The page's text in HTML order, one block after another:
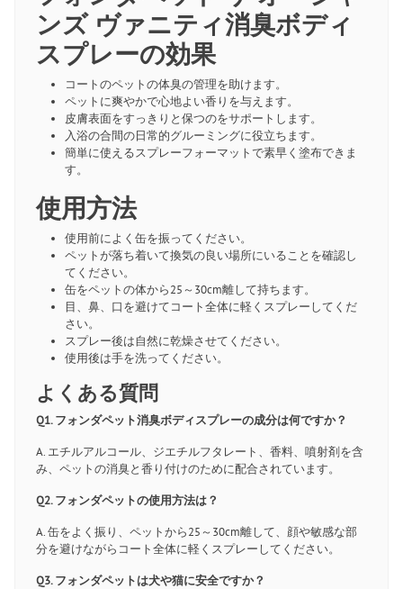
ンズ ヴァニティ消臭ボディ
スプレーの効果
コートのペットの体臭の管理を助けます。
ペットに爽やかで心地よい香りを与えます。
皮膚表面をすっきりと保つのをサポートします。
入浴の合間の日常的グルーミングに役立ちます。
簡単に使えるスプレーフォーマットで素早く塗布できま
す。
使用方法
使用前によく缶を振ってください。
ペットが落ち着いて換気の良い場所にいることを確認し
てください。
缶をペットの体から25～30cm離して持ちます。
目、鼻、口を避けてコート全体に軽くスプレーしてくだ
さい。
スプレー後は自然に乾燥させてください。
使用後は手を洗ってください。
よくある質問
Q1. フォンダペット消臭ボディスプレーの成分は何ですか？
A. エチルアルコール、ジエチルフタレート、香料、噴射剤を含
み、ペットの消臭と香り付けのために配合されています。
Q2. フォンダペットの使用方法は？
A. 缶をよく振り、ペットから25～30cm離して、顔や敏感な部
分を避けながらコート全体に軽くスプレーしてください。
Q3. フォンダペットは犬や猫に安全ですか？